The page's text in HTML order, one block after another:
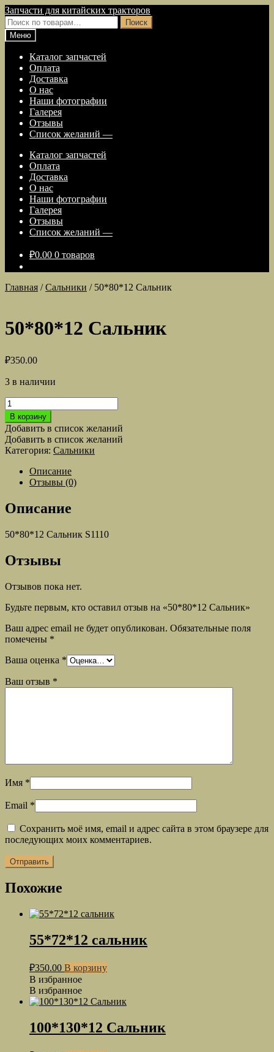
Перейти
к
навигации
Перейти
к
содержимому
Запчасти для китайских тракторов
Искать:
Поиск
Меню
Каталог запчастей
Оплата
Доставка
О нас
Наши фотографии
Галерея
Отзывы
Список желаний —
Каталог запчастей
Оплата
Доставка
О нас
Наши фотографии
Галерея
Отзывы
Список желаний —
₽0.00 0 товаров
Главная /Сальники / 50*80*12 Сальник
50*80*12 Сальник
₽350.00
3 в наличии
Количество
товара
50*80*12
Сальник
В корзину
Добавить в список желаний
Добавить в список желаний
Категория: Сальники
Описание
Отзывы (0)
Описание
50*80*12 Сальник S1110
Отзывы
Отзывов пока нет.
Будьте первым, кто оставил отзыв на «50*80*12 Сальник»
Ваш адрес email не будет опубликован. Обязательные поля
помечены *
Ваша оценка *
Ваш отзыв *
Имя *
Email *
Сохранить моё имя, email и адрес сайта в этом браузере для
последующих моих комментариев.
Похожие
55*72*12 сальник
₽350.00 В корзину
В избранное
В избранное
100*130*12 Сальник